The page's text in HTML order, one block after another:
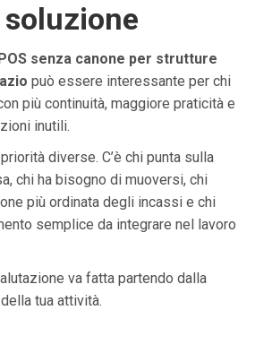
POS senza canone per strutture
può essere interessante per chi
più continuità, maggiore praticità e
inutili.
diverse. C’è chi punta sulla
chi ha bisogno di muoversi, chi
più ordinata degli incassi e chi
semplice da integrare nel lavoro
va fatta partendo dalla
tua attività.